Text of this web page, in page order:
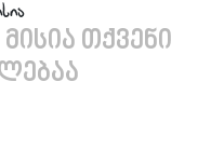
თქვენი